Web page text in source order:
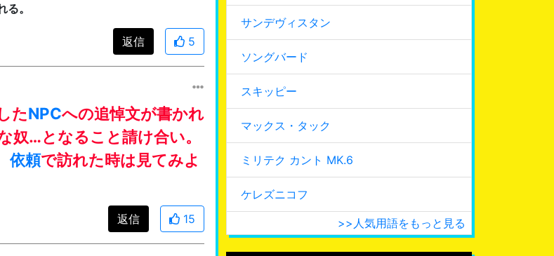
る。
返信 5
たNPCへの追悼文が書かれ
奴…となること請け合い。
依頼で訪れた時は見てみよ
返信 15
サンデヴィスタン
ソングバード
スキッピー
マックス・タック
ミリテク カント MK.6
ケレズニコフ
>>人気用語をもっと見る